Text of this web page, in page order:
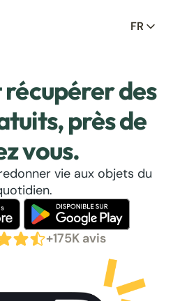
FR
des
près de
vous.
vie aux objets du
+175K avis